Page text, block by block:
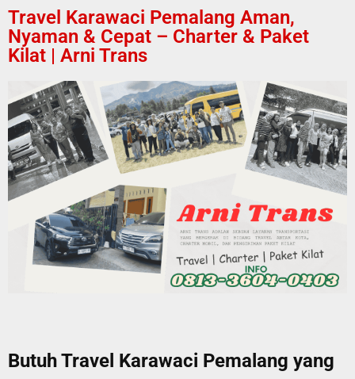
Travel Karawaci Pemalang Aman,
Nyaman & Cepat – Charter & Paket
Kilat | Arni Trans
Butuh Travel Karawaci Pemalang yang